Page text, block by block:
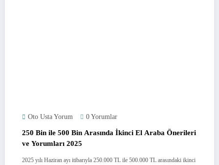
Oto Usta Yorum 0 Yorumlar
250 Bin ile 500 Bin Arasında İkinci El Araba Önerileri
ve Yorumları 2025
2025 yılı Haziran ayı itibarıyla 250.000 TL ile 500.000 TL arasındaki ikinci